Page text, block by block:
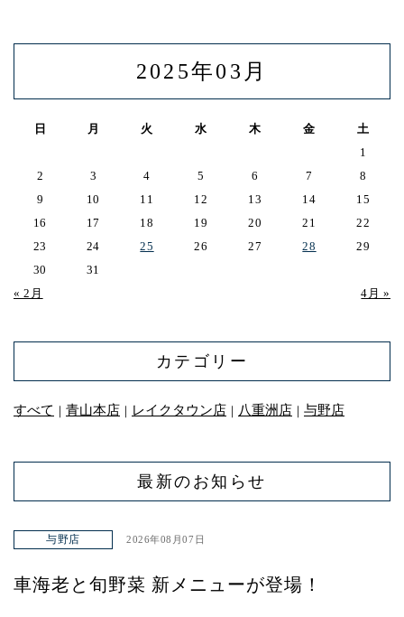
2025年03月
日 月 火 水 木 金 土
« 2月 4月 »
1
2
3 4 5 6 7
8
9
10 11 12 13 14
15
16
17 18 19 20 21
22
23
24 25 26 27 28
29
30
31
カテゴリー
すべて ｜ 青山本店 ｜ レイクタウン店 ｜ 八重洲店 ｜ 与野店
最新のお知らせ
与野店 2026年08月07日
車海老と旬野菜 新メニューが登場！